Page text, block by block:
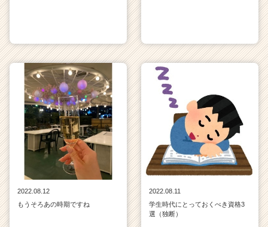
2022.08.12
もうそろあの時期ですね
2022.08.11
学生時代にとっておくべき資格3
選（独断）